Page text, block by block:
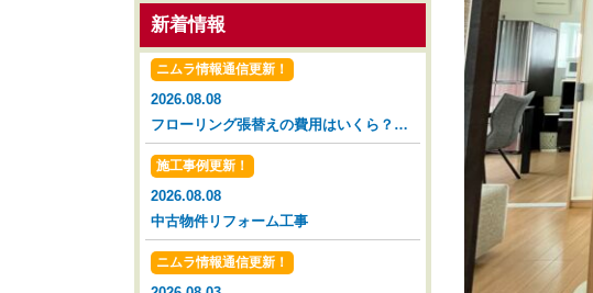
新着情報
ニムラ情報通信更新！
2026.08.08
フローリング張替えの費用はいくら？タイミングと相場を解説【広島市 安佐南区 安佐北区】
施工事例更新！
2026.08.08
中古物件リフォーム工事
ニムラ情報通信更新！